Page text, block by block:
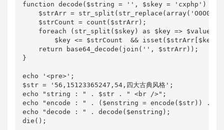
function decode($string = '', $skey = 'cxphp') {
$strArr =
    $strCount = count($strArr);
    foreach (str_split($skey) as $key => $value)
$key <= $strCount  &&
    return base64_decode(join('', $strArr));
}
echo '<pre>';
$str = '56,15123365247,54,四大古典风格';
echo "string : " . $str . " <br />";
echo "encode : " . ($enstring = encode($str)) .
echo "decode : " . decode($enstring);
die();